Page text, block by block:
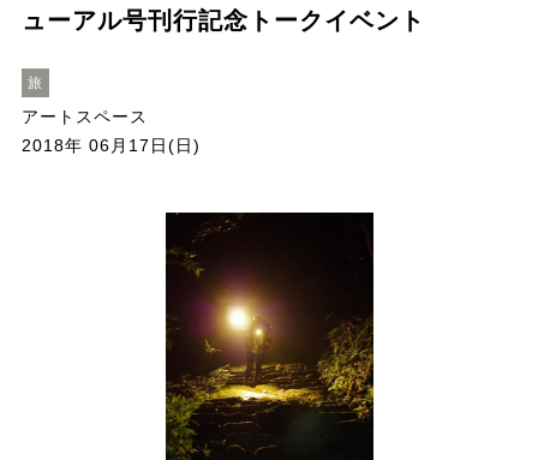
ューアル号刊行記念トークイベント
旅
アートスペース
2018年 06月17日(日)